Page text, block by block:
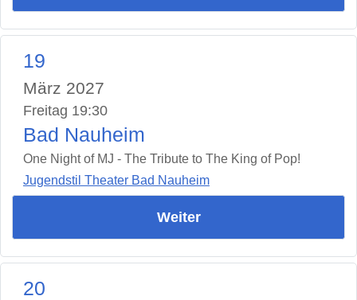
19
März 2027
Freitag 19:30
Bad Nauheim
One Night of MJ - The Tribute to The King of Pop!
Jugendstil Theater Bad Nauheim
Weiter
20